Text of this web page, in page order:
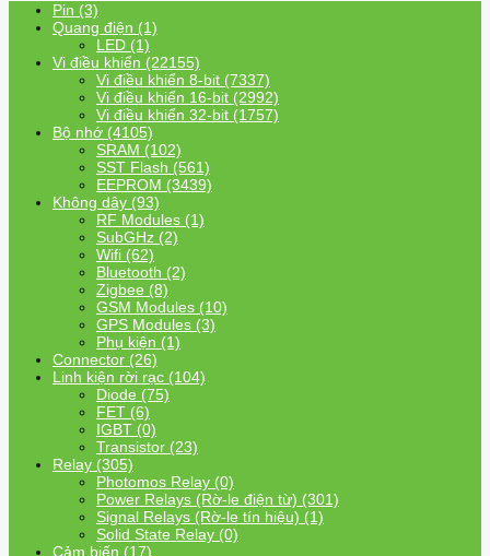
Pin (3)
Quang điện (1)
LED (1)
Vi điều khiển (22155)
Vi điều khiển 8-bit (7337)
Vi điều khiển 16-bit (2992)
Vi điều khiển 32-bit (1757)
Bộ nhớ (4105)
SRAM (102)
SST Flash (561)
EEPROM (3439)
Không dây (93)
RF Modules (1)
SubGHz (2)
Wifi (62)
Bluetooth (2)
Zigbee (8)
GSM Modules (10)
GPS Modules (3)
Phụ kiện (1)
Connector (26)
Linh kiện rời rạc (104)
Diode (75)
FET (6)
IGBT (0)
Transistor (23)
Relay (305)
Photomos Relay (0)
Power Relays (Rờ-le điện từ) (301)
Signal Relays (Rờ-le tín hiệu) (1)
Solid State Relay (0)
Cảm biến (17)